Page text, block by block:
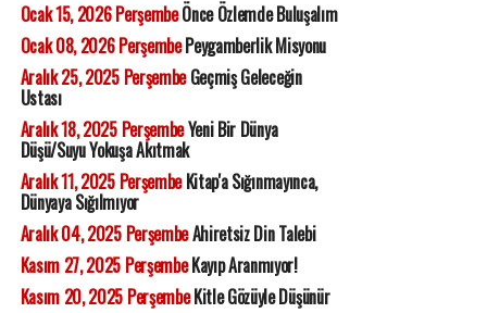
Ocak 15, 2026 PerşembeÖnce Özlemde Buluşalım
Ocak 08, 2026 PerşembePeygamberlik Misyonu
Aralık 25, 2025 PerşembeGeçmiş Geleceğin
Ustası
Aralık 18, 2025 PerşembeYeni Bir Dünya
Düşü/Suyu Yokuşa Akıtmak
Aralık 11, 2025 PerşembeKitap'a Sığınmayınca,
Dünyaya Sığılmıyor
Aralık 04, 2025 PerşembeAhiretsiz Din Talebi
Kasım 27, 2025 PerşembeKayıp Aranmıyor!
Kasım 20, 2025 PerşembeKitle Gözüyle Düşünür